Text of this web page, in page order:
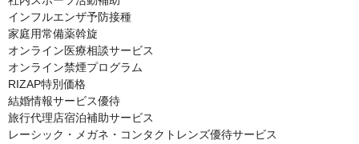
インフルエンザ予防接種
家庭用常備薬斡旋
オンライン医療相談サービス
オンライン禁煙プログラム
RIZAP特別価格
結婚情報サービス優待
旅行代理店宿泊補助サービス
レーシック・メガネ・コンタクトレンズ優待サービス